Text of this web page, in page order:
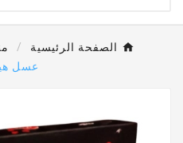
الصفحة الرئيسية
عسل